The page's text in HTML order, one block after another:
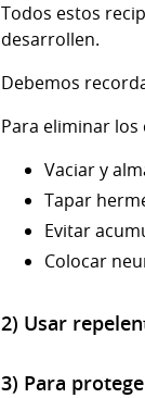
Todos estos
desarrollen.
Debemos
Para eliminar
Vaciar y
Tapar
Evitar
Colocar
2) Usar
3) Para